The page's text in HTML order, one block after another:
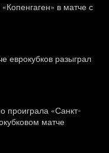
в матче с
еврокубков разыграл
проиграла «Санкт-
матче